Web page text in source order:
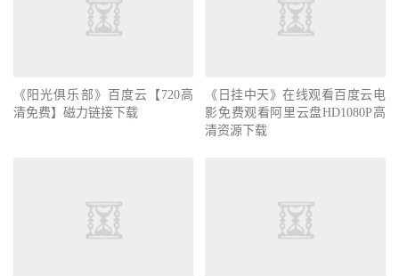
《阳光俱乐部》百度云【720高
清免费】磁力链接下载
《日挂中天》在线观看百度云电
影免费观看阿里云盘HD1080P高
清资源下载